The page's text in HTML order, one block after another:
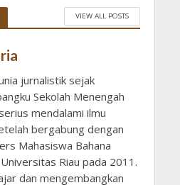
VIEW ALL POSTS
jurnalistik sejak
Sekolah Menengah
mendalami ilmu
bergabung dengan
Mahasiswa Bahana
Riau pada 2011.
dan mengembangkan